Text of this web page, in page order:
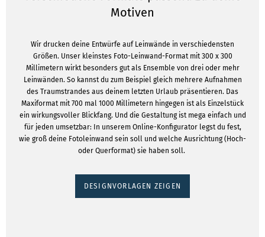
Motiven
Wir drucken deine Entwürfe auf Leinwände in verschiedensten
Größen. Unser kleinstes Foto-Leinwand-Format mit 300 x 300
Millimetern wirkt besonders gut als Ensemble von drei oder mehr
Leinwänden. So kannst du zum Beispiel gleich mehrere Aufnahmen
des Traumstrandes aus deinem letzten Urlaub präsentieren. Das
Maxiformat mit 700 mal 1000 Millimetern hingegen ist als Einzelstück
ein wirkungsvoller Blickfang. Und die Gestaltung ist mega einfach und
für jeden umsetzbar: In unserem Online-Konfigurator legst du fest,
wie groß deine Fotoleinwand sein soll und welche Ausrichtung (Hoch-
oder Querformat) sie haben soll.
DESIGNVORLAGEN ZEIGEN